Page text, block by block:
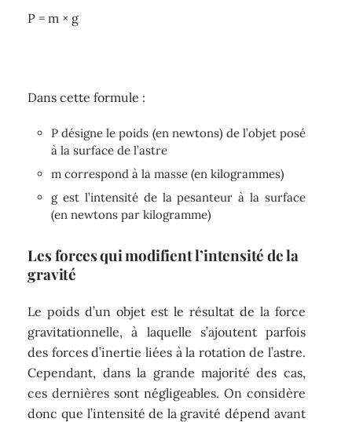
P = m × g
Dans cette formule :
P désigne le poids (en newtons) de l’objet posé
à la surface de l’astre
m correspond à la masse (en kilogrammes)
g est l’intensité de la pesanteur à la surface
(en newtons par kilogramme)
Les forces qui modifient l’intensité de la
gravité
Le poids d’un objet est le résultat de la force
gravitationnelle, à laquelle s’ajoutent parfois
des forces d’inertie liées à la rotation de l’astre.
Cependant, dans la grande majorité des cas,
ces dernières sont négligeables. On considère
donc que l’intensité de la gravité dépend avant